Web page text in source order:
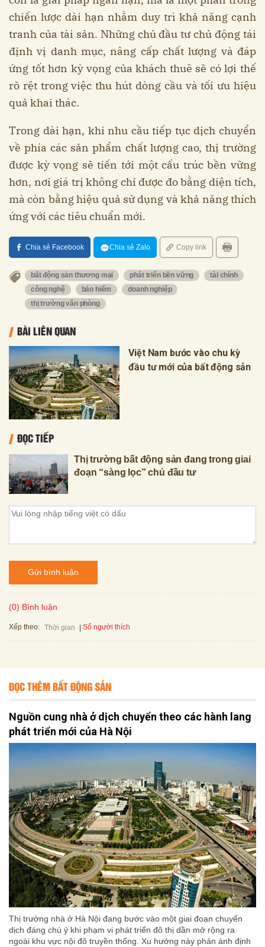
chiến lược dài hạn nhằm duy trì khả năng cạnh
tranh của tài sản. Những chủ đầu tư chủ động tái
định vị danh mục, nâng cấp chất lượng và đáp
ứng tốt hơn kỳ vọng của khách thuê sẽ có lợi thế
rõ rệt trong việc thu hút dòng cầu và tối ưu hiệu
quả khai thác.
Trong dài hạn, khi nhu cầu tiếp tục dịch chuyển
về phía các sản phẩm chất lượng cao, thị trường
được kỳ vọng sẽ tiến tới một cấu trúc bền vững
hơn, nơi giá trị không chỉ được đo bằng diện tích,
mà còn bằng hiệu quả sử dụng và khả năng thích
ứng với các tiêu chuẩn mới.
Chia sẻ Facebook Chia sẻ Zalo Copy link
bất động sản thương mại phát triển bền vững
tài chính
công nghệ
bảo hiểm
doanh nghiệp
thị trường văn phòng
BÀI LIÊN QUAN
Việt Nam bước vào chu kỳ
đầu tư mới của bất động sản
ĐỌC TIẾP
Thị trường bất động sản đang trong giai
đoạn “sàng lọc” chủ đầu tư
Gửi bình luận
(0) Bình luận
Xếp theo: Thời gian Số người thích
ĐỌC THÊM BẤT ĐỘNG SẢN
Nguồn cung nhà ở dịch chuyển theo các hành lang
phát triển mới của Hà Nội
Thị trường nhà ở Hà Nội đang bước vào một giai đoạn chuyển
dịch đáng chú ý khi phạm vi phát triển đô thị dần mở rộng ra
ngoài khu vực nội đô truyền thống. Xu hướng này phản ánh định